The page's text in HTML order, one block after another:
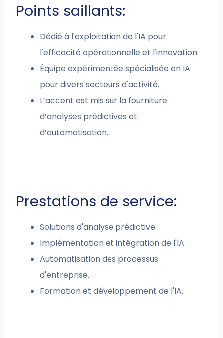
Points saillants:
Dédié à l'exploitation de l'IA pour
l'efficacité opérationnelle et l'innovation.
Équipe expérimentée spécialisée en IA
pour divers secteurs d'activité.
L’accent est mis sur la fourniture
d’analyses prédictives et
d’automatisation.
Prestations de service:
Solutions d'analyse prédictive.
Implémentation et intégration de l'IA.
Automatisation des processus
d'entreprise.
Formation et développement de l'IA.